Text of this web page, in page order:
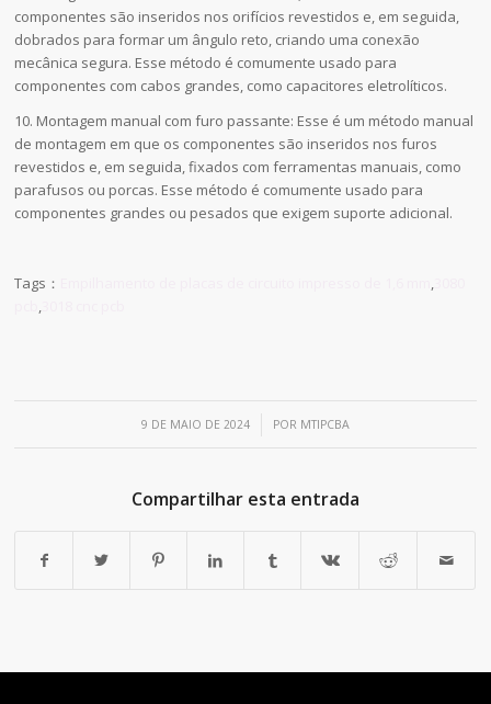
componentes são inseridos nos orifícios revestidos e, em seguida,
dobrados para formar um ângulo reto, criando uma conexão
mecânica segura. Esse método é comumente usado para
componentes com cabos grandes, como capacitores eletrolíticos.
10. Montagem manual com furo passante: Esse é um método manual
de montagem em que os componentes são inseridos nos furos
revestidos e, em seguida, fixados com ferramentas manuais, como
parafusos ou porcas. Esse método é comumente usado para
componentes grandes ou pesados que exigem suporte adicional.
Tags： ,
,
9 DE MAIO DE 2024
/ POR MTIPCBA
Compartilhar esta entrada